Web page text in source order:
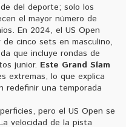
del deporte; solo los
el mayor número de
En 2024, el US Open
cinco sets en masculino,
que incluye rondas de
junior. Este Grand Slam
extremas, lo que explica
redefinir una temporada
pero el US Open se
velocidad de la pista